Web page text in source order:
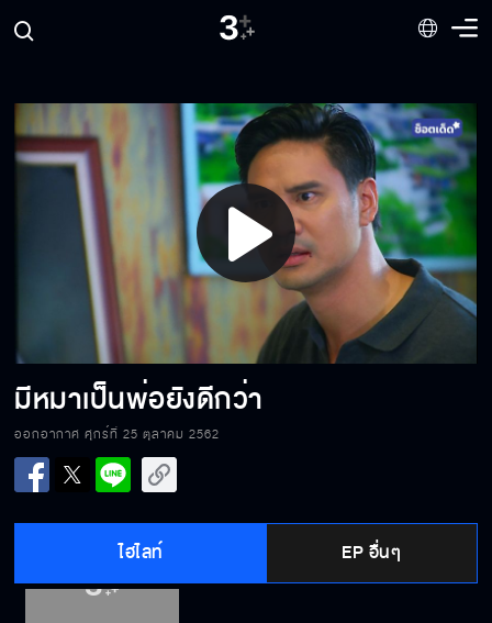
Play
Video
มีหมาเป็นพ่อยังดีกว่า
ออกอากาศ ศุกร์ที่ 25 ตุลาคม 2562
ไฮไลท์ EP อื่นๆ
เงินคือพระเจ้า
คุณป้ายังหัวร้อนเหมือนเดิมเลยนะครับ
อาคือต้นเหตุของเรื่องนี้
อย่ามาเสแสร้ง คิดจะชักดาบใช่ไหม